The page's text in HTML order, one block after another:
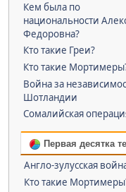
Кем была по
национальности
Федоровна?
Кто такие Греи?
Кто такие
Война за
Шотландии
Сомалийская
Первая десятка
Англо-зулусская
Кто такие